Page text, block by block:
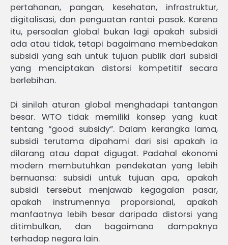
pertahanan, pangan, kesehatan, infrastruktur,
digitalisasi, dan penguatan rantai pasok. Karena
itu, persoalan global bukan lagi apakah subsidi
ada atau tidak, tetapi bagaimana membedakan
subsidi yang sah untuk tujuan publik dari subsidi
yang menciptakan distorsi kompetitif secara
berlebihan.
Di sinilah aturan global menghadapi tantangan
besar. WTO tidak memiliki konsep yang kuat
tentang “good subsidy”. Dalam kerangka lama,
subsidi terutama dipahami dari sisi apakah ia
dilarang atau dapat digugat. Padahal ekonomi
modern membutuhkan pendekatan yang lebih
bernuansa: subsidi untuk tujuan apa, apakah
subsidi tersebut menjawab kegagalan pasar,
apakah instrumennya proporsional, apakah
manfaatnya lebih besar daripada distorsi yang
ditimbulkan, dan bagaimana dampaknya
terhadap negara lain.